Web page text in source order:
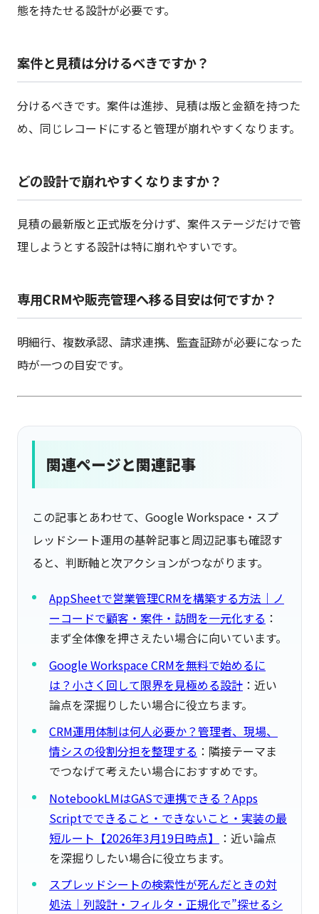
態を持たせる設計が必要です。
案件と見積は分けるべきですか？
分けるべきです。案件は進捗、見積は版と金額を持つた
め、同じレコードにすると管理が崩れやすくなります。
どの設計で崩れやすくなりますか？
見積の最新版と正式版を分けず、案件ステージだけで管
理しようとする設計は特に崩れやすいです。
専用CRMや販売管理へ移る目安は何ですか？
明細行、複数承認、請求連携、監査証跡が必要になった
時が一つの目安です。
関連ページと関連記事
この記事とあわせて、Google Workspace・スプ
レッドシート運用の基幹記事と周辺記事も確認す
ると、判断軸と次アクションがつながります。
AppSheetで営業管理CRMを構築する方法｜ノ
ーコードで顧客・案件・訪問を一元化する ：
まず全体像を押さえたい場合に向いています。
Google Workspace CRMを無料で始めるに
は？小さく回して限界を見極める設計 ：近い
論点を深掘りしたい場合に役立ちます。
CRM運用体制は何人必要か？管理者、現場、
情シスの役割分担を整理する ：隣接テーマま
でつなげて考えたい場合におすすめです。
NotebookLMはGASで連携できる？Apps
Scriptでできること・できないこと・実装の最
短ルート【2026年3月19日時点】
：近い論点
を深掘りしたい場合に役立ちます。
スプレッドシートの検索性が死んだときの対
処法｜列設計・フィルタ・正規化で”探せるシ